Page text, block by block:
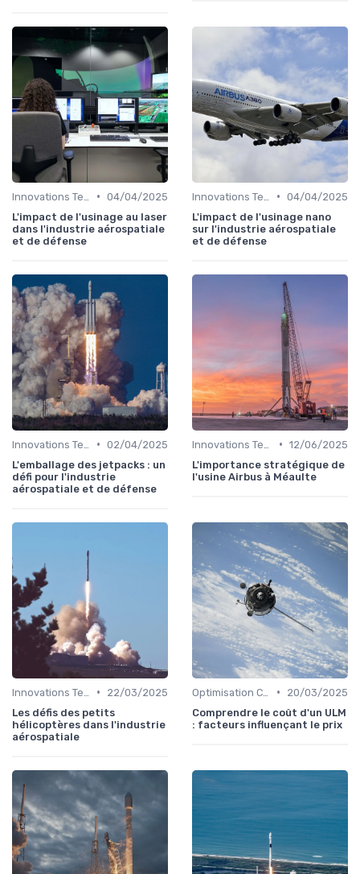
• 04/04/2025
L'impact de l'usinage au laser
dans l'industrie aérospatiale
et de défense
• 04/04/2025
L'impact de l'usinage nano
sur l'industrie aérospatiale
et de défense
• 02/04/2025
L'emballage des jetpacks : un
défi pour l'industrie
aérospatiale et de défense
• 12/06/2025
L'importance stratégique de
l'usine Airbus à Méaulte
•
22/03/2025
Les défis des petits
hélicoptères dans l'industrie
aérospatiale
•
20/03/2025
Comprendre le coût d'un ULM
: facteurs influençant le prix